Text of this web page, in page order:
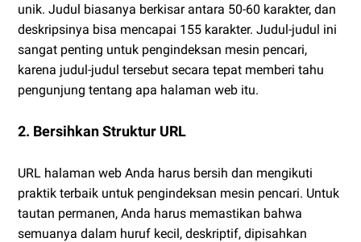
unik. Judul biasanya berkisar antara 50-60 karakter, dan
deskripsinya bisa mencapai 155 karakter. Judul-judul ini
sangat penting untuk pengindeksan mesin pencari,
karena judul-judul tersebut secara tepat memberi tahu
pengunjung tentang apa halaman web itu.
2. Bersihkan Struktur URL
URL halaman web Anda harus bersih dan mengikuti
praktik terbaik untuk pengindeksan mesin pencari. Untuk
tautan permanen, Anda harus memastikan bahwa
semuanya dalam huruf kecil, deskriptif, dipisahkan